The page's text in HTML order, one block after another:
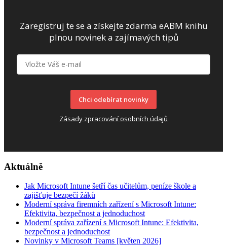
Zaregistruj te se a získejte zdarma eABM knihu
plnou novinek a zajímavých tipů
Chci odebírat novinky
Zásady zpracování osobních údajů
Aktuálně
Jak Microsoft Intune šetří čas učitelům, peníze škole a
zajišťuje bezpečí žáků
Moderní správa firemních zařízení s Microsoft Intune:
Efektivita, bezpečnost a jednoduchost
Moderní správa zařízení s Microsoft Intune: Efektivita,
bezpečnost a jednoduchost
Novinky v Microsoft Teams [květen 2026]